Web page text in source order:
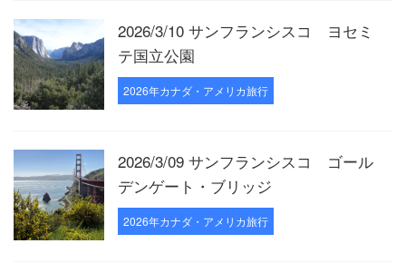
2026/3/10 サンフランシスコ ヨセミ
テ国立公園
2026年カナダ・アメリカ旅行
2026/3/09 サンフランシスコ ゴール
デンゲート・ブリッジ
2026年カナダ・アメリカ旅行